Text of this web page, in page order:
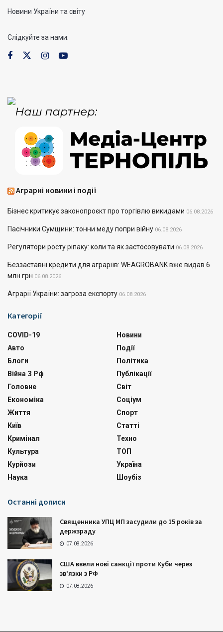
Новини України та світу
Слідкуйте за нами:
Аграрні новини і події
Бізнес критикує законопроєкт про торгівлю викидами 06.08.2026
Пасічники Сумщини: тонни меду попри війну 06.08.2026
Регулятори росту ріпаку: коли та як застосовувати 06.08.2026
Беззаставні кредити для аграріїв: WEAGROBANK вже видав 6
млн грн 06.08.2026
Аграрії України: загроза експорту 06.08.2026
Категорії
COVID-19
Авто
Блоги
Війна З Рф
Головне
Економіка
Життя
Київ
Кримінал
Культура
Курйози
Наука
Новини
Події
Політика
Публікації
Світ
Соціум
Спорт
Статті
Техно
ТОП
Україна
Шоубіз
Останні дописи
Священника УПЦ МП засудили до 15 років за
держзраду
07.08.2026
США ввели нові санкції проти Куби через
зв’язки з РФ
07.08.2026